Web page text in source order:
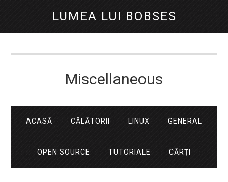
LUMEA LUI BOBSES
Miscellaneous
ACASĂ CĂLĂTORII LINUX GENERAL
OPEN SOURCE TUTORIALE CĂRŢI